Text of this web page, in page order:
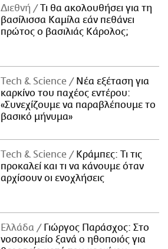
Διεθνή
Τι θα ακολουθήσει για τη
βασίλισσα Καμίλα εάν πεθάνει
πρώτος ο βασιλιάς Κάρολος;
Τech & Science
Νέα εξέταση για
καρκίνο του παχέος εντέρου:
«Συνεχίζουμε να παραβλέπουμε το
βασικό μήνυμα»
Τech & Science
Κράμπες: Τι τις
προκαλεί και τι να κάνουμε όταν
αρχίσουν οι ενοχλήσεις
Ελλάδα
Γιώργος Παράσχος: Στο
νοσοκομείο ξανά ο ηθοποιός για